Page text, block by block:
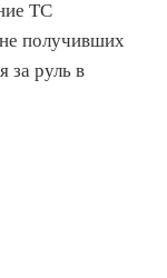
ТС
получивших
за руль в